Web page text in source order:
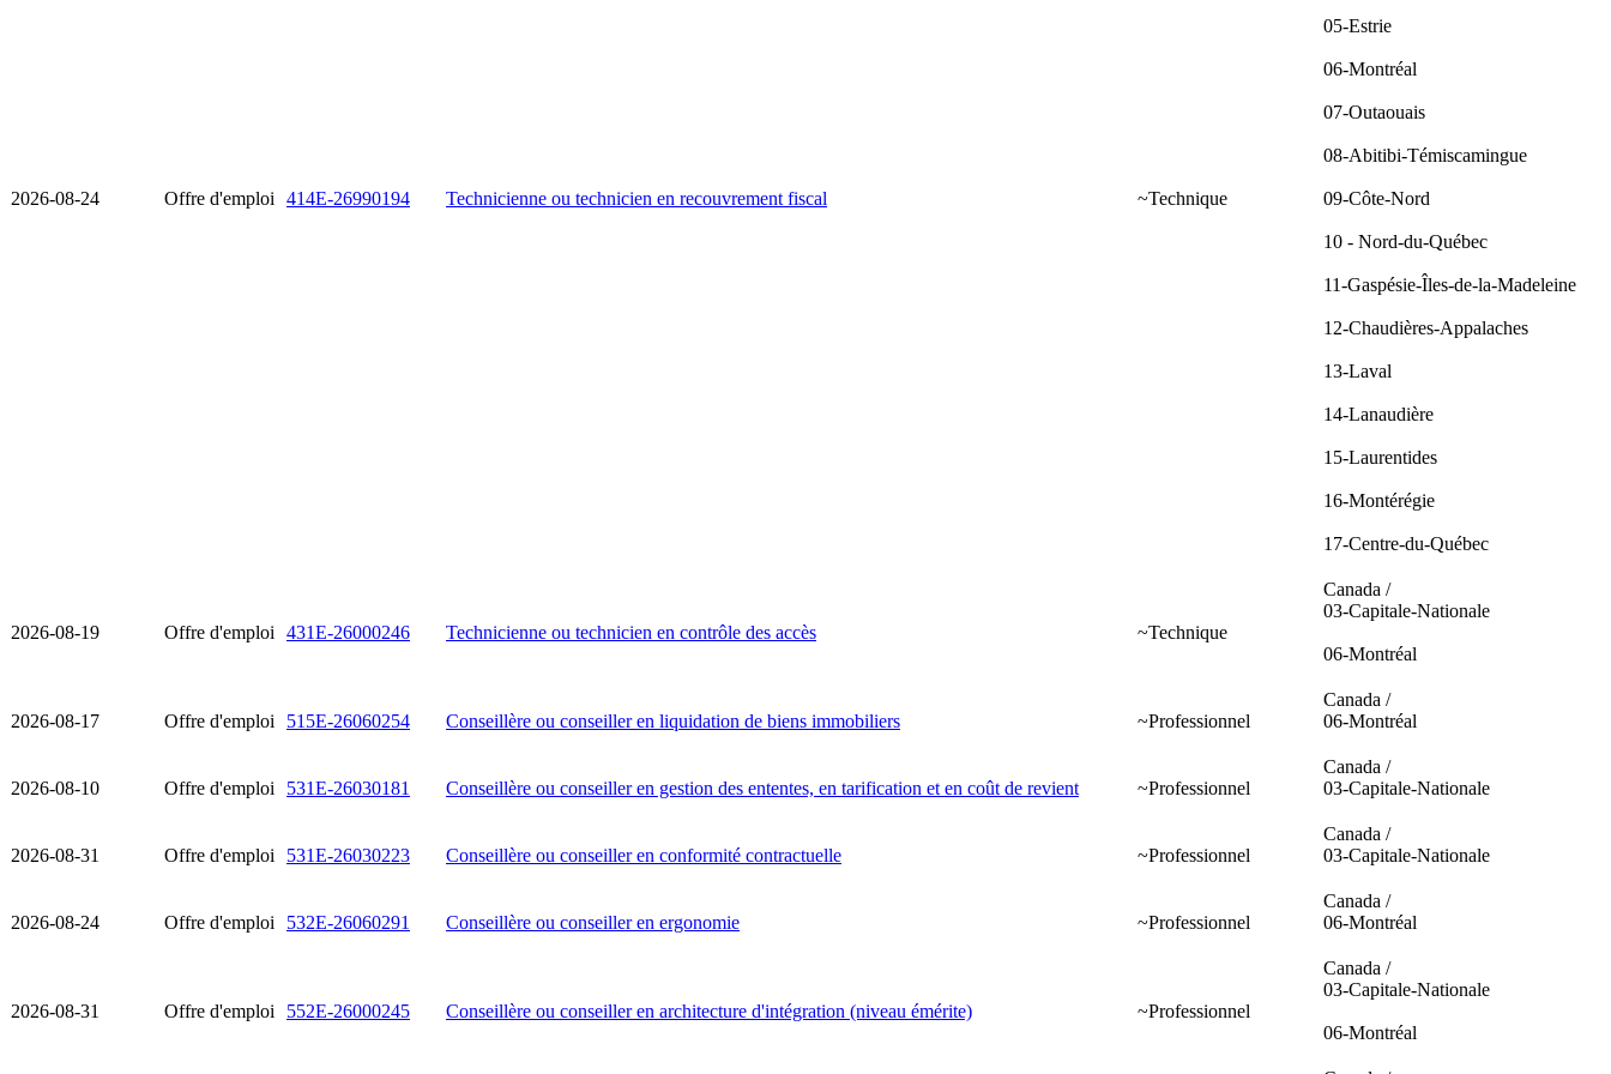
2026-08-24 Offre d'emploi 414E-26990194 Technicienne ou technicien en recouvrement fiscal ~Technique
05-Estrie
06-Montréal
07-Outaouais
08-Abitibi-Témiscamingue
09-Côte-Nord
10 - Nord-du-Québec
11-Gaspésie-Îles-de-la-Madeleine
12-Chaudières-Appalaches
13-Laval
14-Lanaudière
15-Laurentides
16-Montérégie
17-Centre-du-Québec
2026-08-19 Offre d'emploi 431E-26000246 Technicienne ou technicien en contrôle des accès ~Technique
Canada /
03-Capitale-Nationale
06-Montréal
2026-08-17 Offre d'emploi 515E-26060254 Conseillère ou conseiller en liquidation de biens immobiliers ~Professionnel
Canada /
06-Montréal
2026-08-10 Offre d'emploi 531E-26030181 Conseillère ou conseiller en gestion des ententes, en tarification et en coût de revient ~Professionnel
Canada /
03-Capitale-Nationale
2026-08-31 Offre d'emploi 531E-26030223 Conseillère ou conseiller en conformité contractuelle ~Professionnel
Canada /
03-Capitale-Nationale
2026-08-24 Offre d'emploi 532E-26060291 Conseillère ou conseiller en ergonomie ~Professionnel
Canada /
06-Montréal
2026-08-31 Offre d'emploi 552E-26000245 Conseillère ou conseiller en architecture d'intégration (niveau émérite) ~Professionnel
Canada /
03-Capitale-Nationale
06-Montréal